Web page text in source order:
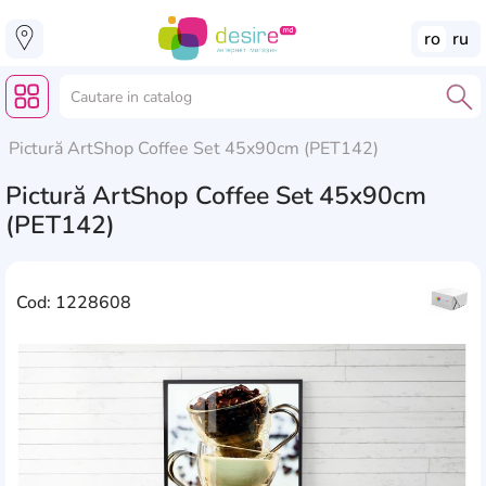
ro ru
Pictură ArtShop Coffee Set 45x90cm (PET142)
Pictură ArtShop Coffee Set 45x90cm
(PET142)
Cod: 1228608